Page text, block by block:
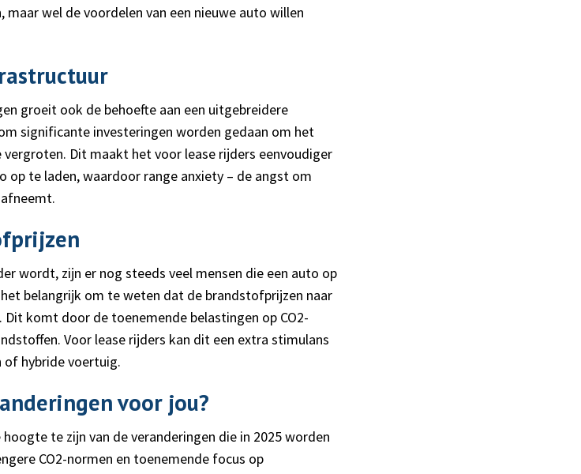
wel de voordelen van een nieuwe auto willen
groeit ook de behoefte aan een uitgebreidere
significante investeringen worden gedaan om het
Dit maakt het voor lease rijders eenvoudiger
op te laden, waardoor range anxiety – de angst om
wordt, zijn er nog steeds veel mensen die een auto op
belangrijk om te weten dat de brandstofprijzen naar
komt door de toenemende belastingen op CO2-
Voor lease rijders kan dit een extra stimulans
of hybride voertuig.
voor jou?
te zijn van de veranderingen die in 2025 worden
CO2-normen en toenemende focus op